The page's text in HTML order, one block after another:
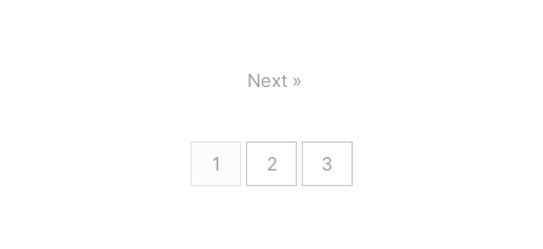
...
化した事で、LV上限が160にな
ったもんじゃなかったよ(;´Д
すが、SRが一体だけという惨
敗具合でした。 ただ、意外とR
1 2 3
Next »